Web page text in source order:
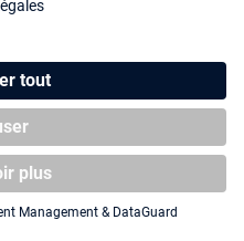
les frais
sauf indication contraire.